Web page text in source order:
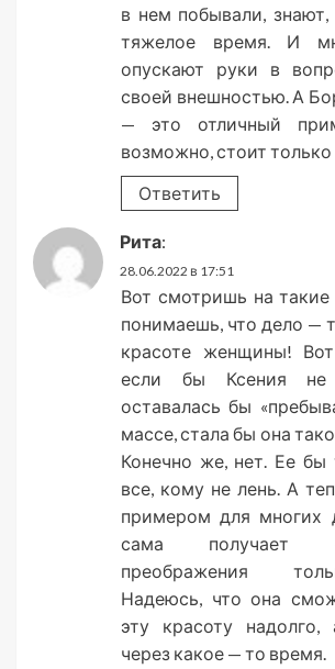
в нем побывали, знают,
тяжелое время. И
опускают руки в
своей внешностью. А
— это отличный
возможно, стоит только
Ответить
Рита:
28.06.2022 в 17:51
Вот смотришь на
понимаешь, что дело —
красоте женщины! Вот
если бы Ксения не
оставалась бы
массе, стала бы она
Конечно же, нет. Ее бы
все, кому не лень. А
примером для многих
сама получает
преображения
Надеюсь, что она
эту красоту
через какое — то время.